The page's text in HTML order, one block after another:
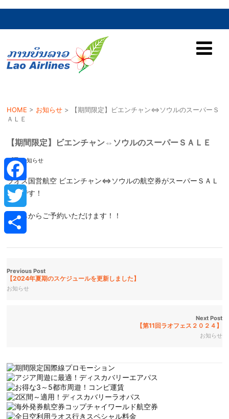
HOME > お知らせ >
【期間限定】ビエンチャン⇔ソウルのスーパーＳ
ＡＬＥ
【期間限定】ビエンチャン⇔ソウルのスーパーＳＡＬＥ
お知らせ
ラオス国営航空 ビエンチャン⇔ソウルの航空券がスーパーＳＡＬ
Ｅ中です！
こちらからご予約いただけます！！
Previous Post
【2024年夏期のスケジュールを更新しました】
お知らせ
Next Post
【第11回ラオフェス２０２４】
お知らせ
Facebook
Twitter
有